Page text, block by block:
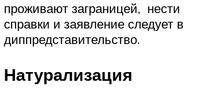
проживают заграницей, нести
справки и заявление следует в
диппредставительство.
Натурализация